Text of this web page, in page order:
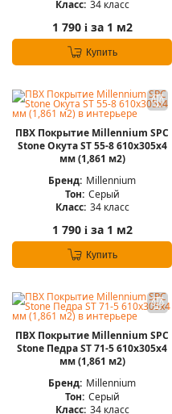
Класс: 34 класс
1 790 iза 1 м2
Купить
ПВХ Покрытие Millennium SPC
Stone Окута ST 55-8 610х305х4
мм (1,861 м2)
Бренд: Millennium
Тон: Серый
Класс: 34 класс
1 790 iза 1 м2
Купить
ПВХ Покрытие Millennium SPC
Stone Педра ST 71-5 610х305х4
мм (1,861 м2)
Бренд: Millennium
Тон: Серый
Класс: 34 класс